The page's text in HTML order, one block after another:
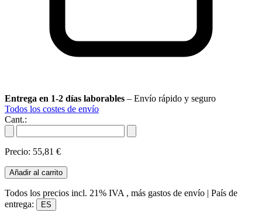
Entrega en 1-2 días laborables – Envío rápido y seguro
Todos los costes de envío
Cant.:
Precio: 55,81 €
Añadir al carrito
Todos los precios incl. 21% IVA , más gastos de envío | País de
entrega:
ES